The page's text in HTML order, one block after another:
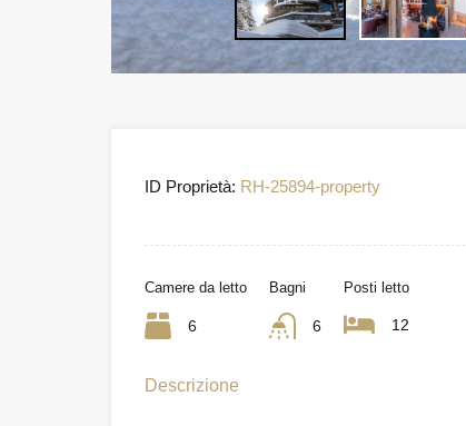
ID Proprietà: RH-25894-property
Camere da letto
6
Bagni
6
Posti letto
12
Descrizione